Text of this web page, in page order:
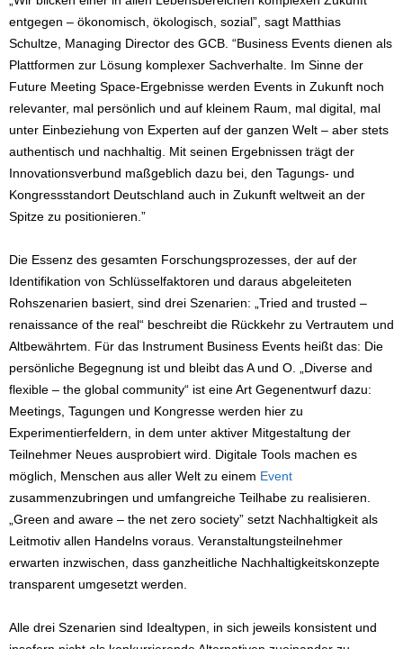
entgegen – ökonomisch, ökologisch, sozial”, sagt Matthias
Schultze, Managing Director des GCB. “Business Events dienen als
Plattformen zur Lösung komplexer Sachverhalte. Im Sinne der
Future Meeting Space-Ergebnisse werden Events in Zukunft noch
relevanter, mal persönlich und auf kleinem Raum, mal digital, mal
unter Einbeziehung von Experten auf der ganzen Welt – aber stets
authentisch und nachhaltig. Mit seinen Ergebnissen trägt der
Innovationsverbund maßgeblich dazu bei, den Tagungs- und
Kongressstandort Deutschland auch in Zukunft weltweit an der
Spitze zu positionieren.”
Die Essenz des gesamten Forschungsprozesses, der auf der
Identifikation von Schlüsselfaktoren und daraus abgeleiteten
Rohszenarien basiert, sind drei Szenarien: „Tried and trusted –
renaissance of the real“ beschreibt die Rückkehr zu Vertrautem und
Altbewährtem. Für das Instrument Business Events heißt das: Die
persönliche Begegnung ist und bleibt das A und O. „Diverse and
flexible – the global community“ ist eine Art Gegenentwurf dazu:
Meetings, Tagungen und Kongresse werden hier zu
Experimentierfeldern, in dem unter aktiver Mitgestaltung der
Teilnehmer Neues ausprobiert wird. Digitale Tools machen es
möglich, Menschen aus aller Welt zu einem Event
zusammenzubringen und umfangreiche Teilhabe zu realisieren.
„Green and aware – the net zero society” setzt Nachhaltigkeit als
Leitmotiv allen Handelns voraus. Veranstaltungsteilnehmer
erwarten inzwischen, dass ganzheitliche Nachhaltigkeitskonzepte
transparent umgesetzt werden.
Alle drei Szenarien sind Idealtypen, in sich jeweils konsistent und